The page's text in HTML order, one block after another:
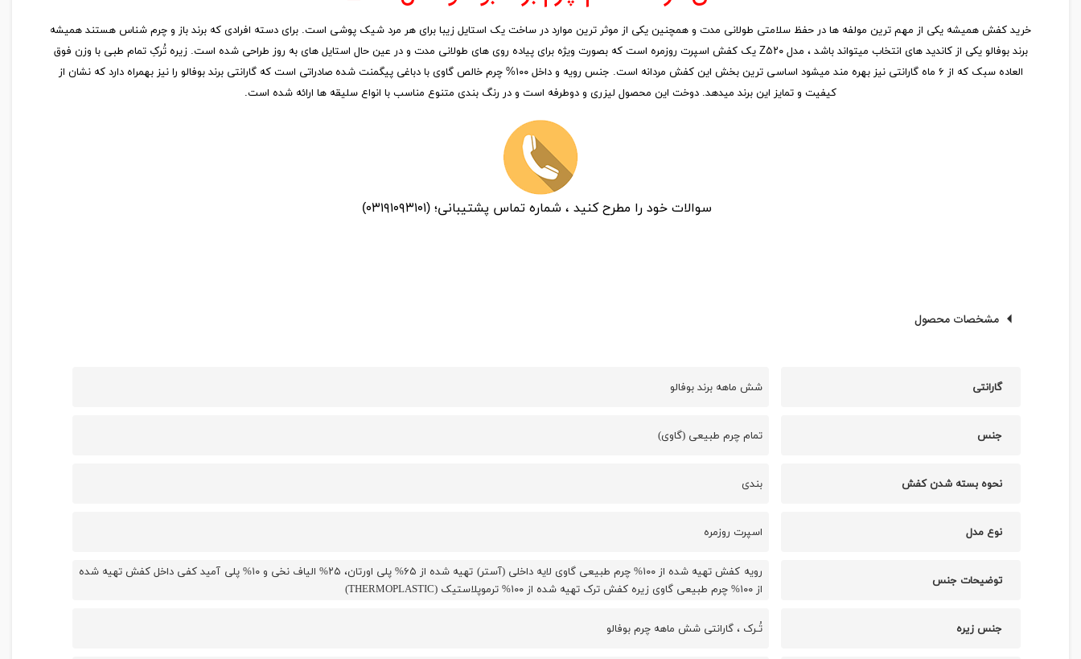
خرید کفش همیشه یکی از مهم ترین مولفه ها در حفظ سلامتی طولانی مدت و همچنین یکی از موثر ترین موارد در ساخت یک استایل زیبا برای هر مرد شیک پوشی است. برای دسته افرادی که برند باز و چرم شناس هستند همیشه
برند بوفالو یکی از کاندید های انتخاب میتواند باشد ، مدل Z۵۲۰ یک کفش اسپرت روزمره است که بصورت ویژه برای پیاده روی های طولانی مدت و در عین حال استایل های به روز طراحی شده است. زیره تُرکِ تمام طبی با وزن فوق
العاده سبک که از ۶ ماه گارانتی نیز بهره مند میشود اساسی ترین بخش این کفش مردانه است. جنس رویه و داخل ۱۰۰% چرم خالص گاوی با دباغی پیگمنت شده صادراتی است که گارانتی برند بوفالو را نیز بهمراه دارد که نشان از
کیفیت و تمایز این برند میدهد. دوخت این محصول لیزری و دوطرفه است و در رنگ بندی متنوع مناسب با انواع سلیقه ها ارائه شده است.
سوالات خود را مطرح کنید ، شماره تماس پشتیبانی؛ (۰۳۱۹۱۰۹۳۱۰۱)
مشخصات محصول
گارانتی شش ماهه برند بوفالو
جنس تمام چرم طبیعی (گاوی)
نحوه بسته شدن کفش بندی
نوع مدل اسپرت روزمره
توضیحات جنس
رویه کفش تهیه شده از ۱۰۰% چرم طبیعی گاوی لایه داخلی (آستر) تهیه شده از ۶۵% پلی اورتان، ۲۵% الیاف نخی و ۱۰% پلی آمید کفی داخل کفش تهیه شده
از ۱۰۰% چرم طبیعی گاوی زیره کفش ترک تهیه شده از ۱۰۰% ترموپلاستیک (THERMOPLASTIC)
جنس زیره تُـرک ، گارانتی شش ماهه چرم بوفالو